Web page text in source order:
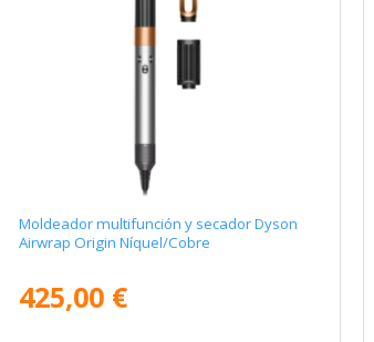
Moldeador multifunción y secador Dyson
Airwrap Origin Níquel/Cobre
425,00 €